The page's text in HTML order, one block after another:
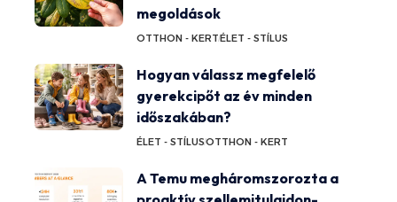
megoldások
OTTHON - KERTÉLET - STÍLUS
Hogyan válassz megfelelő
gyerekcipőt az év minden
időszakában?
ÉLET - STÍLUSOTTHON - KERT
A Temu megháromszorozta a